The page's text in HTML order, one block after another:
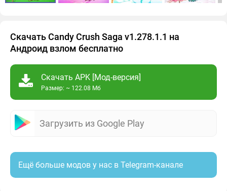
Скачать Candy Crush Saga v1.278.1.1 на
Андроид взлом бесплатно
Скачать APK [Мод-версия]
Размер: ~ 122.08 Мб
Загрузить из Google Play
Ещё больше модов у нас в Telegram-канале